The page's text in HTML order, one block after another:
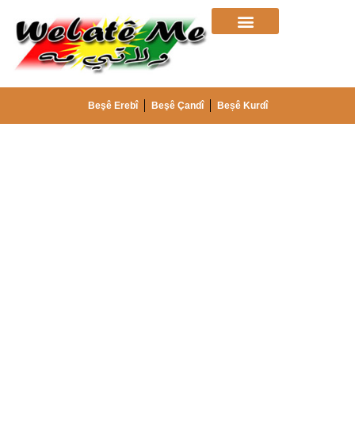
Beşê Erebî Beşê Çandî Beșê Kurdî